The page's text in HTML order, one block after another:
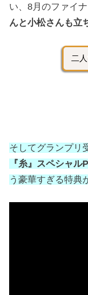
い、8月のファイ
んと小松さんも立
二
そしてグランプリ
『糸』スペシャル
う豪華すぎる特典